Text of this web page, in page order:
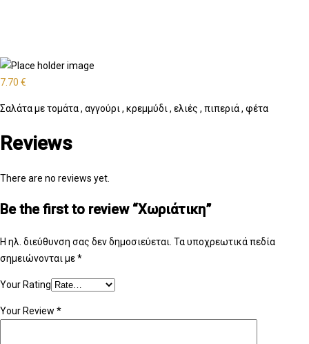
7.70 €
Σαλάτα με τομάτα , αγγούρι , κρεμμύδι , ελιές , πιπεριά , φέτα
Reviews
There are no reviews yet.
Be the first to review “Χωριάτικη”
Η ηλ. διεύθυνση σας δεν δημοσιεύεται. Τα υποχρεωτικά πεδία
σημειώνονται με*
Your Rating
Your Review *